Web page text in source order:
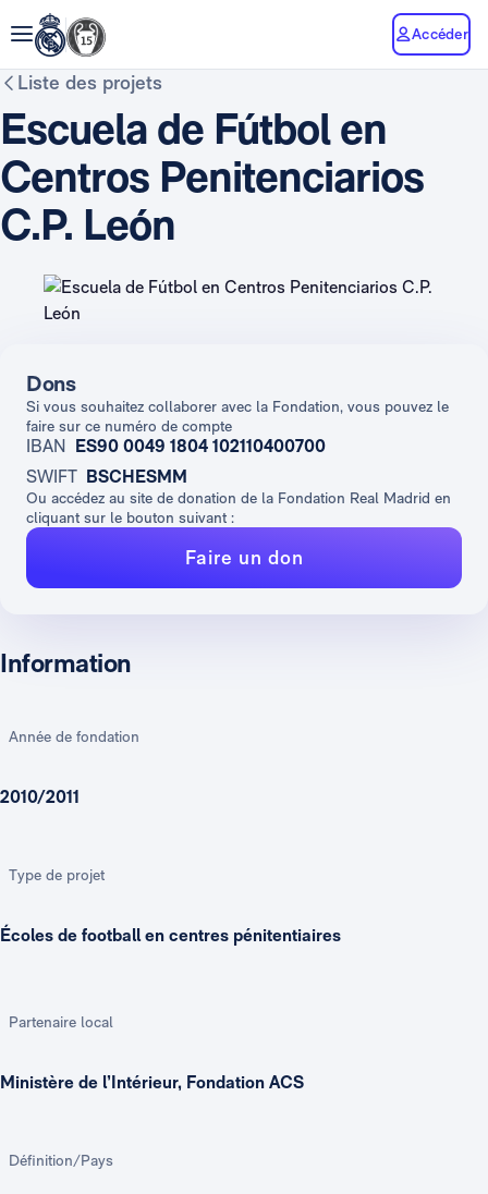
Accéder
Liste des projets
Escuela de Fútbol en
Centros Penitenciarios
C.P. León
Information
Année de fondation
2010/2011
Type de projet
Écoles de football en centres pénitentiaires
Partenaire local
Ministère de l’Intérieur, Fondation ACS
Définition/Pays
Dons
Si vous souhaitez collaborer avec la Fondation, vous pouvez le
faire sur ce numéro de compte
IBAN ES90 0049 1804 102110400700
SWIFT BSCHESMM
Ou accédez au site de donation de la Fondation Real Madrid en
cliquant sur le bouton suivant :
Faire un don